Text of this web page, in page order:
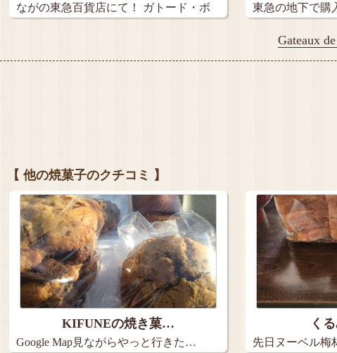
ながの東急百貨店にて！ ガトード・ボ
東急の地下で購
Gateaux
【 他の焼菓子のクチコミ 】
KIFUNEの焼き菓…
Google Map見ながらやっと行きた…
く
先日ヌーベル梅